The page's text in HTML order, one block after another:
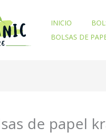
INICIO
BOLSAS DE
de papel